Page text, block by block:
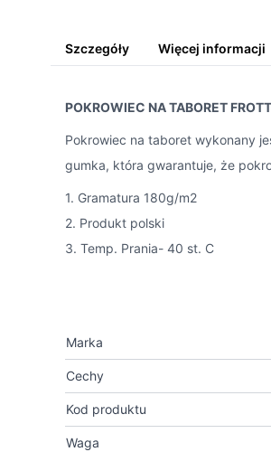
Szczegóły Więcej informacji
POKROWIEC NA TABORET
Pokrowiec na taboret wykonany
gumka, która gwarantuje, że
1. Gramatura 180g/m2
2. Produkt polski
3. Temp. Prania- 40 st. C
Marka
Cechy
Kod produktu
Waga